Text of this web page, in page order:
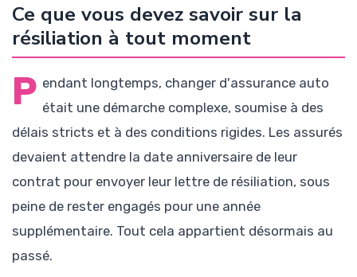
Ce que vous devez savoir sur la
résiliation à tout moment
P endant longtemps, changer d'assurance auto
était une démarche complexe, soumise à des
délais stricts et à des conditions rigides. Les assurés
devaient attendre la date anniversaire de leur
contrat pour envoyer leur lettre de résiliation, sous
peine de rester engagés pour une année
supplémentaire. Tout cela appartient désormais au
passé.